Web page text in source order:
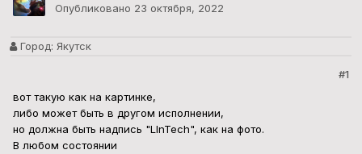
Опубликовано 23 октября, 2022
Город: Якутск
#1
вот такую как на картинке,
либо может быть в другом исполнении,
но должна быть надпись "LInTech", как на фото.
В любом состоянии